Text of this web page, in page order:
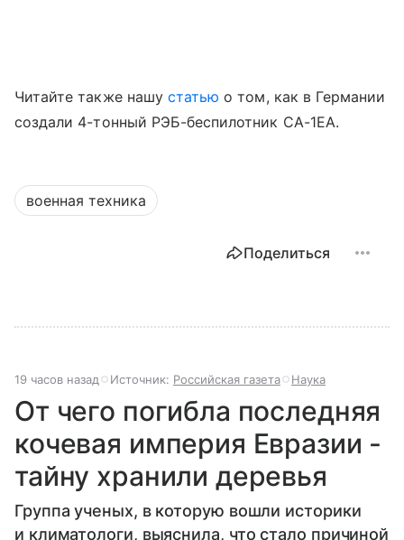
Читайте также нашу статью о том, как в Германии
создали 4-тонный РЭБ-беспилотник CA-1EA.
военная техника
Поделиться
19 часов назад Источник: Российская газета Наука
От чего погибла последняя
кочевая империя Евразии -
тайну хранили деревья
Группа ученых, в которую вошли историки
и климатологи, выяснила, что стало причиной